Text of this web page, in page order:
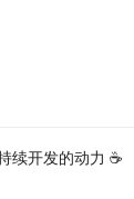
续开发的动力 ☕